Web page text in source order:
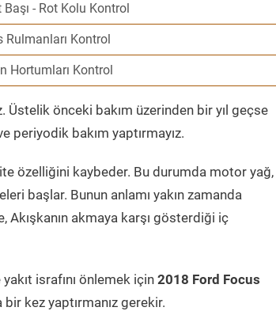
Başı - Rot Kolu Kontrol
Rulmanları Kontrol
Hortumları Kontrol
Üstelik önceki bakım üzerinden bir yıl geçse
periyodik bakım yaptırmayız.
özelliğini kaybeder. Bu durumda motor yağ,
başlar. Bunun anlamı yakın zamanda
akmaya karşı gösterdiği iç
israfını önlemek için 2018 Ford Focus
bir kez yaptırmanız gerekir.